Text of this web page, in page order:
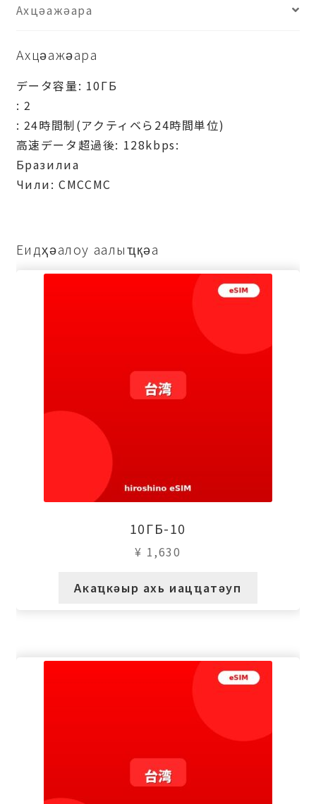
Ахцәажәара
Ахцәажәара
データ容量: 10ГБ
: 2
: 24時間制(アクティベら24時間単位)
高速データ超過後: 128kbps:
Бразилиа
Чили: СМССМС
Еидҳәалоу аалыҵқәа
10ГБ-10
¥ 1,630
Акаҵкәыр ахь иацҵатәуп